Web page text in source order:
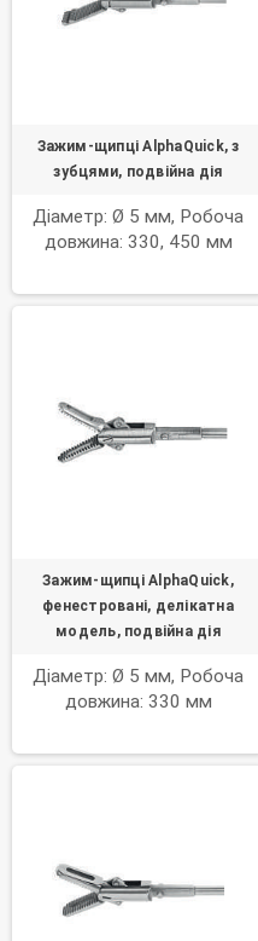
Зажим-щипці AlphaQuick, з
зубцями, подвійна дія
Діаметр: Ø 5 мм, Робоча
довжина: 330, 450 мм
Зажим-щипці AlphaQuick,
фенестровані, делікатна
модель, подвійна дія
Діаметр: Ø 5 мм, Робоча
довжина: 330 мм